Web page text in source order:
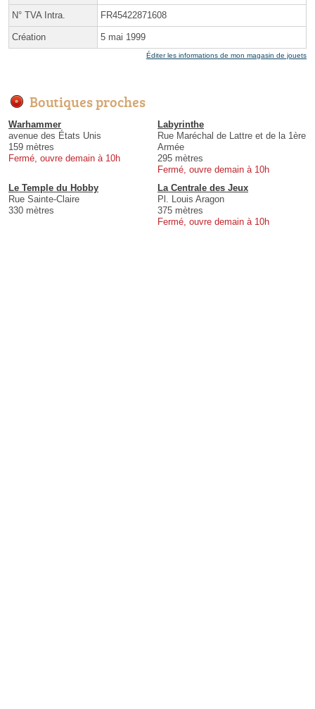
N° TVA Intra. FR45422871608
Création 5 mai 1999
Éditer les informations de mon magasin de jouets
Boutiques proches
Warhammer
avenue des États Unis
159 mètres
Fermé, ouvre demain à 10h
Labyrinthe
Rue Maréchal de Lattre et de la 1ère
Armée
295 mètres
Fermé, ouvre demain à 10h
Le Temple du Hobby
Rue Sainte-Claire
330 mètres
La Centrale des Jeux
Pl. Louis Aragon
375 mètres
Fermé, ouvre demain à 10h